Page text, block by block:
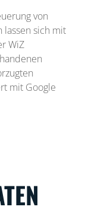
von
lassen sich mit
WiZ
mit Google